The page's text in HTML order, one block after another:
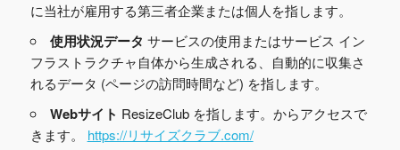
に当社が雇用する第三者企業または個人を指します。
使用状況データ サービスの使用またはサービス イン
フラストラクチャ自体から生成される、自動的に収集さ
れるデータ (ページの訪問時間など) を指します。
Webサイト ResizeClub を指します。からアクセスで
きます。 https://リサイズクラブ.com/